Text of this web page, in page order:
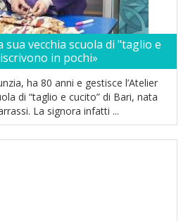
sua vecchia scuola di "taglio e
in pochi»
ha 80 anni e gestisce l’Atelier
di “taglio e cucito” di Bari, nata
La signora infatti ...